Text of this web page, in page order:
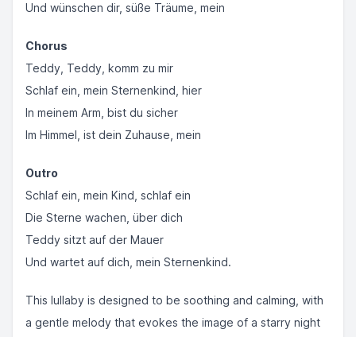
Und wünschen dir, süße Träume, mein
Chorus
Teddy, Teddy, komm zu mir
Schlaf ein, mein Sternenkind, hier
In meinem Arm, bist du sicher
Im Himmel, ist dein Zuhause, mein
Outro
Schlaf ein, mein Kind, schlaf ein
Die Sterne wachen, über dich
Teddy sitzt auf der Mauer
Und wartet auf dich, mein Sternenkind.
This lullaby is designed to be soothing and calming, with
a gentle melody that evokes the image of a starry night